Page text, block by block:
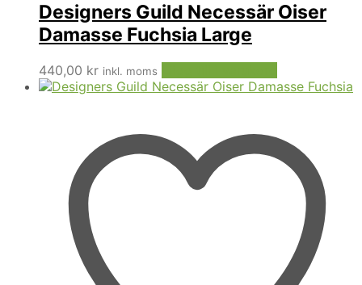
Designers Guild Necessär Oiser
Damasse Fuchsia Large
440,00 kr inkl. moms